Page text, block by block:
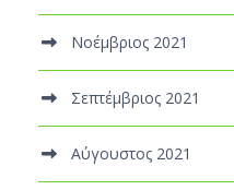
Νοέμβριος 2021
Σεπτέμβριος 2021
Αύγουστος 2021